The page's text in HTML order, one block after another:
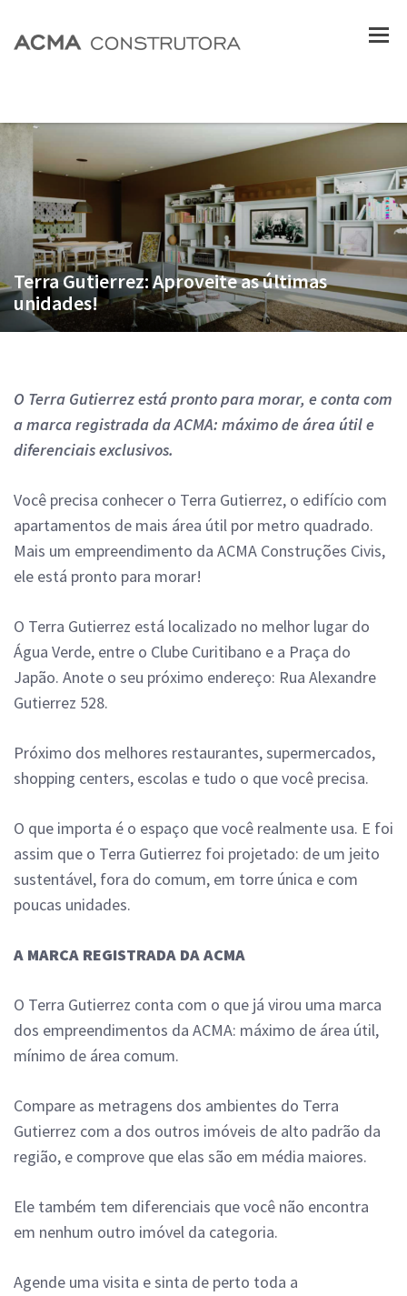
Terra Gutierrez: Aproveite as últimas
unidades!
O Terra Gutierrez está pronto para morar, e conta com
a marca registrada da ACMA: máximo de área útil e
diferenciais exclusivos.
Você precisa conhecer o Terra Gutierrez, o edifício com
apartamentos de mais área útil por metro quadrado.
Mais um empreendimento da ACMA Construções Civis,
ele está pronto para morar!
O Terra Gutierrez está localizado no melhor lugar do
Água Verde, entre o Clube Curitibano e a Praça do
Japão. Anote o seu próximo endereço: Rua Alexandre
Gutierrez 528.
Próximo dos melhores restaurantes, supermercados,
shopping centers, escolas e tudo o que você precisa.
O que importa é o espaço que você realmente usa. E foi
assim que o Terra Gutierrez foi projetado: de um jeito
sustentável, fora do comum, em torre única e com
poucas unidades.
A MARCA REGISTRADA DA ACMA
O Terra Gutierrez conta com o que já virou uma marca
dos empreendimentos da ACMA: máximo de área útil,
mínimo de área comum.
Compare as metragens dos ambientes do Terra
Gutierrez com a dos outros imóveis de alto padrão da
região, e comprove que elas são em média maiores.
Ele também tem diferenciais que você não encontra
em nenhum outro imóvel da categoria.
Agende uma visita e sinta de perto toda a